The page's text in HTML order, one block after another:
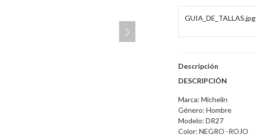
GUIA_DE_TALLAS.jpg
Descripción
DESCRIPCIÓN
Marca: Michelin
Género: Hombre
Modelo: DR27
Color: NEGRO -ROJO